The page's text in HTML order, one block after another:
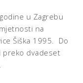
u Zagrebu
na
Šiška 1995. Do
preko dvadeset